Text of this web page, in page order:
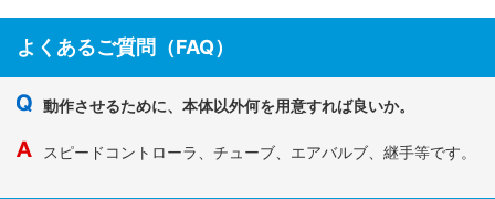
よくあるご質問（FAQ）
動作させるために、本体以外何を用意すれば良いか。
スピードコントローラ、チューブ、エアバルブ、継手等です。